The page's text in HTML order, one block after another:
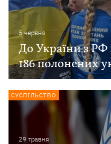
5 червня
До України з
186 полонених
29 травня
СУСПІЛЬСТВО